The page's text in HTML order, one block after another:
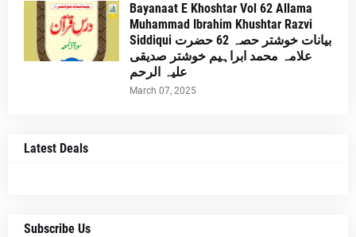
Bayanaat E Khoshtar Vol 62 Allama
Muhammad Ibrahim Khushtar Razvi
Siddiqui بیانات خوشتر حصہ 62 حضرت
علامہ محمد ابراہیم خوشتر صدیقی
علیہ الرحم
March 07, 2025
Latest Deals
Subscribe Us